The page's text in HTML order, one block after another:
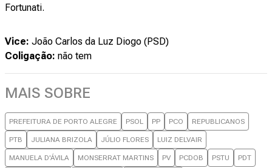
Fortunati.
Vice: João Carlos da Luz Diogo (PSD)
Coligação: não tem
MAIS SOBRE
PREFEITURA DE PORTO ALEGRE PSOL PP PCO REPUBLICANOS
PTB JULIANA BRIZOLA JÚLIO FLORES LUIZ DELVAIR
MANUELA D'ÁVILA MONSERRAT MARTINS PV PCDOB PSTU PDT